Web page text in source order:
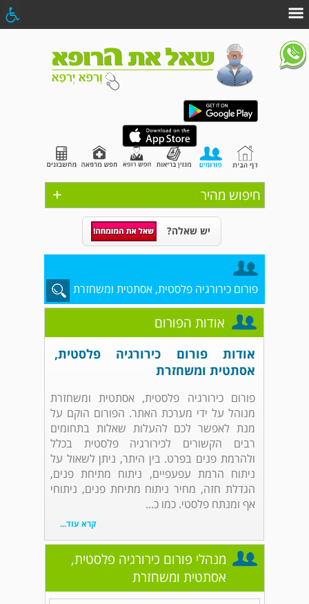
+ חיפוש מהיר
יש שאלה?
פורום כירורגיה פלסטית, אסתטית ומשחזרת
אודות הפורום
אודות פורום כירורגיה פלסטית,
אסתטית ומשחזרת
פורום כירורגיה פלסטית, אסתטית ומשחזרת
מנוהל על ידי מערכת האתר. הפורום הוקם על
מנת לאפשר לכם להעלות שאלות בתחומים
רבים הקשורים לכירורגיה פלסטית בכלל
ולהרמת פנים בפרט. בין היתר, ניתן לשאול על
ניתוח הרמת עפעפיים, ניתוח מתיחת פנים,
הגדלת חזה, מחיר ניתוח מתיחת פנים, ניתוחי
אף ומנתח פלסטי. כמו כ...
קרא עוד...
מנהלי פורום כירורגיה פלסטית,
אסתטית ומשחזרת